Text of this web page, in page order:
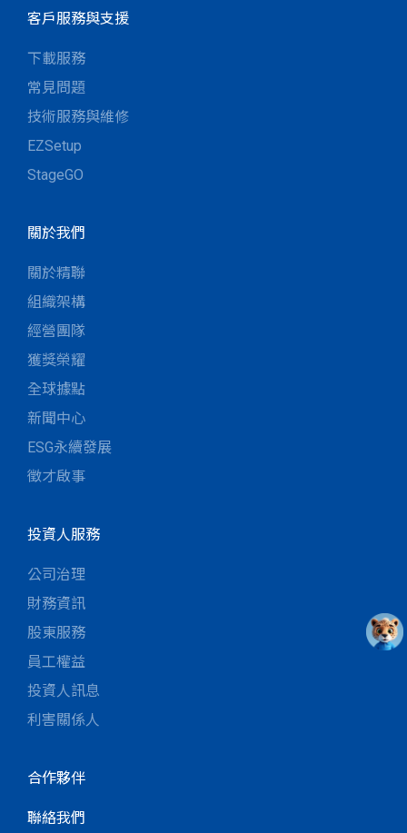
客戶服務與支援
下載服務
常見問題
技術服務與維修
EZSetup
StageGO
關於我們
關於精聯
組織架構
經營團隊
獲獎榮耀
全球據點
新聞中心
ESG永續發展
徵才啟事
投資人服務
公司治理
財務資訊
股東服務
員工權益
投資人訊息
利害關係人
合作夥伴
聯絡我們